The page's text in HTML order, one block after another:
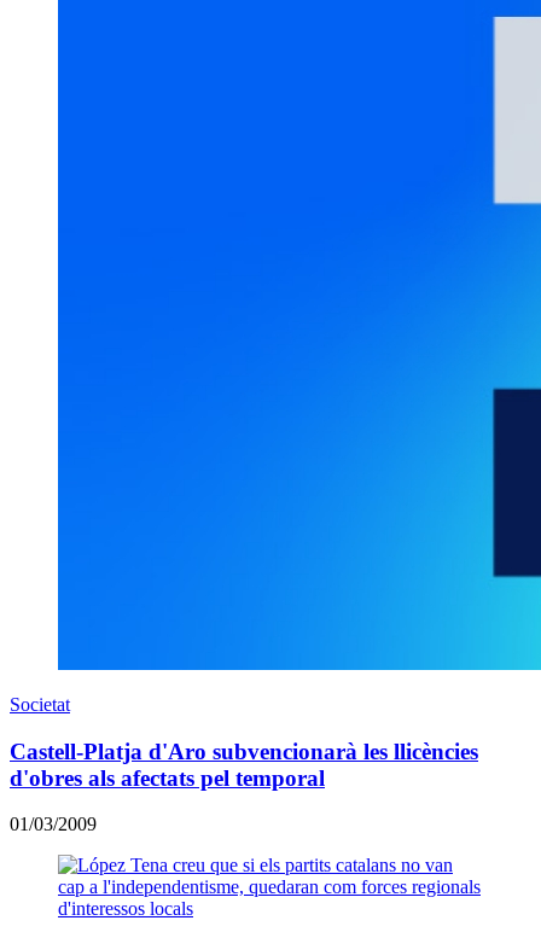
Societat
Castell-Platja d'Aro subvencionarà les llicències
d'obres als afectats pel temporal
01/03/2009